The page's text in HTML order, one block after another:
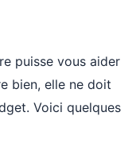
puisse vous aider
bien, elle ne doit
Voici quelques